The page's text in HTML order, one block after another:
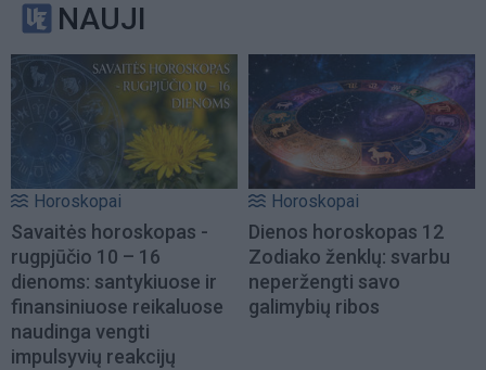
NAUJI
Horoskopai
Savaitės horoskopas -
rugpjūčio 10 – 16
dienoms: santykiuose ir
finansiniuose reikaluose
naudinga vengti
impulsyvių reakcijų
Horoskopai
Dienos horoskopas 12
Zodiako ženklų: svarbu
neperžengti savo
galimybių ribos